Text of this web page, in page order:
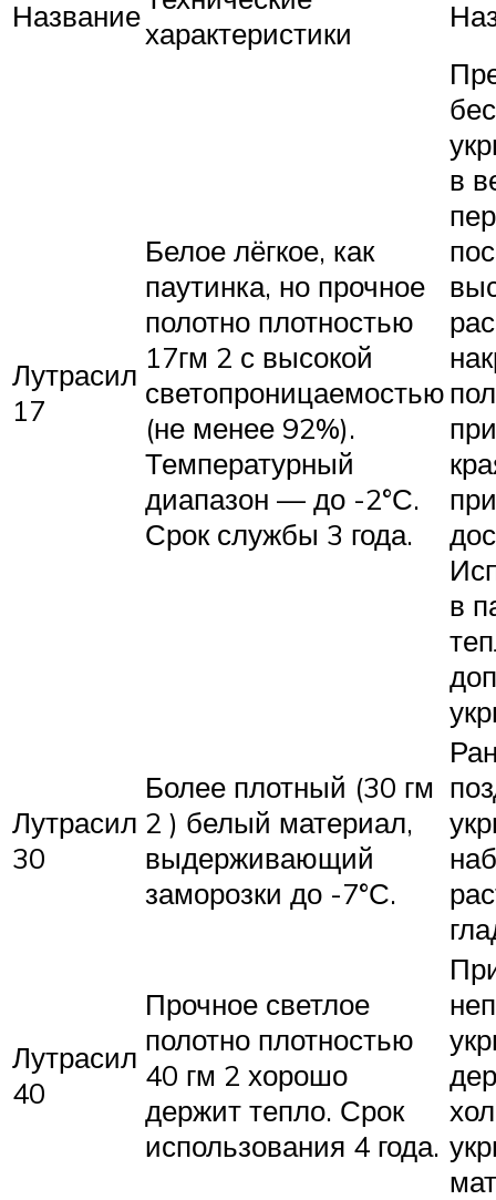
Названиехарактеристики
Лутрасил
17
Белое лёгкое, как
паутинка, но прочное
полотно плотностью
17гм 2 с высокой
светопроницаемостью
(не менее 92%).
Температурный
диапазон — до -2°С.
Срок службы 3 года.
в
в
Лутрасил
30
Более плотный (30 гм
2 ) белый материал,
выдерживающий
заморозки до -7°С.
Лутрасил
40
Прочное светлое
полотно плотностью
40 гм 2 хорошо
держит тепло. Срок
использования 4 года.